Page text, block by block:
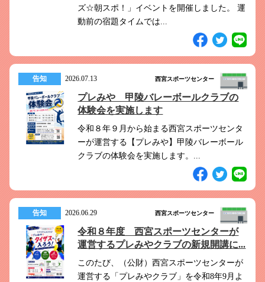
ズ☆朝スポ！」イベントを開催しました。 運
動前の宿題タイムでは...
告知 2026.07.13 西宮スポーツセンター
プレみや 甲陵バレーボールクラブの
体験会を実施します
令和８年９月から始まる西宮スポーツセンタ
ーが運営する【プレみや】甲陵バレーボール
クラブの体験会を実施します。...
告知 2026.06.29 西宮スポーツセンター
令和８年度 西宮スポーツセンターが
運営するプレみやクラブの新規開講に...
このたび、（公財）西宮スポーツセンターが
運営する「プレみやクラブ」を令和8年9月よ
よくある質問はこちら
こちら